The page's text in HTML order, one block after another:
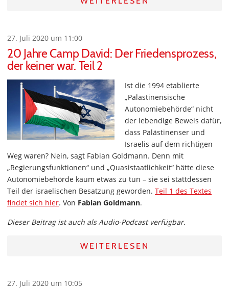
27. Juli 2020 um 11:00
20 Jahre Camp David: Der Friedensprozess,
der keiner war. Teil 2
Ist die 1994 etablierte
„Palästinensische
Autonomiebehörde“ nicht
der lebendige Beweis dafür,
dass Palästinenser und
Israelis auf dem richtigen
Weg waren? Nein, sagt Fabian Goldmann. Denn mit
„Regierungsfunktionen“ und „Quasistaatlichkeit“ hätte diese
Autonomiebehörde kaum etwas zu tun – sie sei stattdessen
Teil der israelischen Besatzung geworden. Teil 1 des Textes
findet sich hier. Von Fabian Goldmann.
Dieser Beitrag ist auch als Audio-Podcast verfügbar.
WEITERLESEN
27. Juli 2020 um 10:05